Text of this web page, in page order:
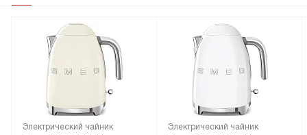
Электрический чайник Электрический чайник